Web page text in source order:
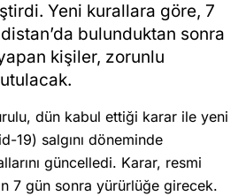
Yeni kurallara göre, 7
bulunduktan sonra
kişiler, zorunlu
dün kabul ettiği karar ile yeni
19) salgını döneminde
güncelledi. Karar, resmi
7 gün sonra yürürlüğe girecek.